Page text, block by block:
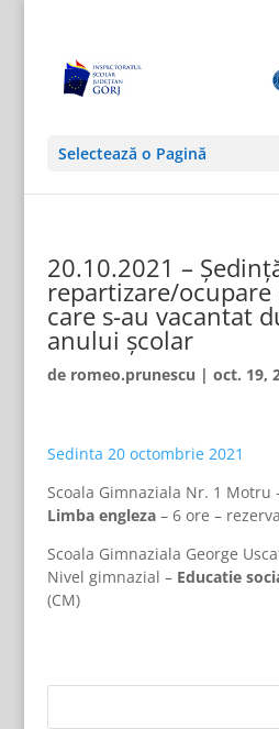
Selectează o Pagină
20.10.2021 –
repartizare/
care s-au vacantat
anului școlar
de romeo.prunescu | oct. 19,
Sedinta 20 octombrie 2021
Scoala Gimnaziala Nr. 1 Motru
Limba engleza– 6 ore –
Scoala Gimnaziala George
Nivel gimnazial – Educatie
(CM)